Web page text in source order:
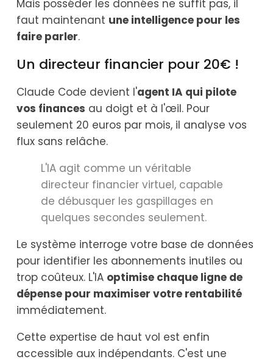
Mais posséder les données ne suffit pas, il
faut maintenant une intelligence pour les
faire parler.
Un directeur financier pour 20€ !
Claude Code devient l'agent IA qui pilote
vos finances au doigt et à l'œil. Pour
seulement 20 euros par mois, il analyse vos
flux sans relâche.
L'IA agit comme un véritable
directeur financier virtuel, capable
de débusquer les gaspillages en
quelques secondes seulement.
Le système interroge votre base de données
pour identifier les abonnements inutiles ou
trop coûteux. L'IA optimise chaque ligne de
dépense pour maximiser votre rentabilité
immédiatement.
Cette expertise de haut vol est enfin
accessible aux indépendants. C'est une